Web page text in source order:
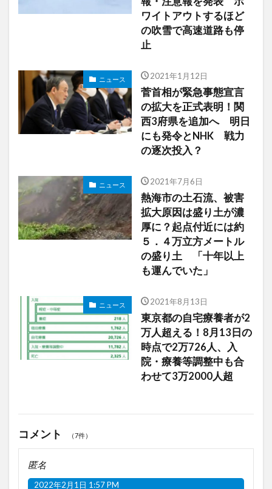
ワイトアウトするほど
の吹雪で高速道路も停
止
ニュース 2021年1月12日
菅首相が緊急事態宣言
の拡大を正式表明！関
西3府県を追加へ 明日
にも発令とNHK 戦力
の逐次投入？
ニュース 2021年7月6日
熱海市の土石流、被害
拡大原因は盛り土が濃
厚に？起点付近には約
５．４万立方メートル
の盛り土 「十年以上
も運んでいた」
ニュース 2021年8月13日
東京都の自宅療養者が2
万人超える！8月13日の
時点で2万726人、入
院・療養等調整中も合
わせて3万2000人超
コメント （7件）
匿名
2022年2月1日 1:57 PM